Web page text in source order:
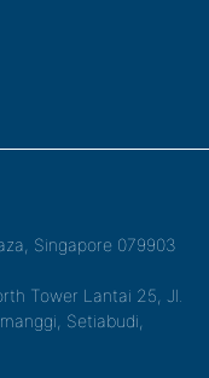
Singapore 079903
Tower Lantai 25, Jl.
Setiabudi,